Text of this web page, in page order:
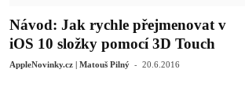
Návod: Jak rychle přejmenovat v
iOS 10 složky pomocí 3D Touch
AppleNovinky.cz | Matouš Pilný - 20.6.2016